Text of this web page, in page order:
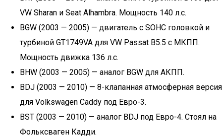
VW Sharan и Seat Alhambra. Мощность 140 л.с.
BGW (2003 — 2005) — двигатель с SOHC головкой и
турбиной GT1749VA для VW Passat B5.5 с МКПП.
Мощность движка 136 л.с.
BHW (2003 — 2005) — аналог BGW для АКПП.
BDJ (2003 — 2010) — 8-клапанная атмосферная версия
для Volkswagen Caddy под Евро-3.
BST (2003 — 2010) — аналог BDJ под Евро-4. Стоял на
Фольксваген Кадди.